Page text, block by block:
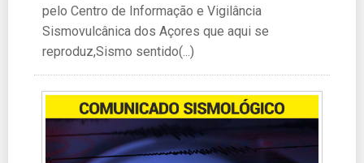
pelo Centro de Informação e Vigilância
Sismovulcânica dos Açores que aqui se
reproduz,Sismo sentido(...)